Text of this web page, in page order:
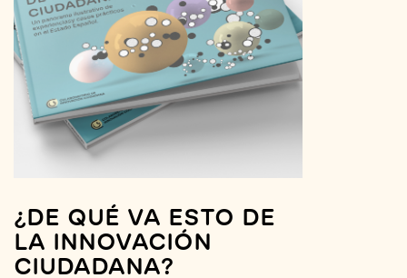
¿DE QUÉ VA ESTO DE
LA INNOVACIÓN
CIUDADANA?